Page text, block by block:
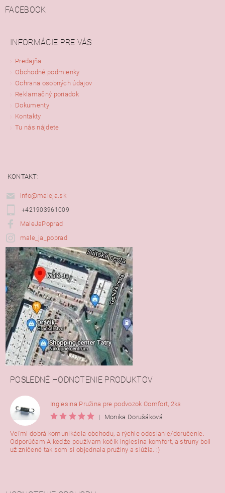
FACEBOOK
INFORMÁCIE PRE VÁS
Predajňa
Obchodné podmienky
Ochrana osobných údajov
Reklamačný poriadok
Dokumenty
Kontakty
Tu nás nájdete
KONTAKT:
info@maleja.sk
+421903961009
MaleJaPoprad
male_ja_poprad
POSLEDNÉ HODNOTENIE PRODUKTOV
Inglesina Pružina pre podvozok Comfort, 2ks
|
Monika Dorušáková
Veľmi dobrá komunikácia obchodu, a rýchle odoslanie/doručenie.
Odporúčam A keďže používam kočík inglesina komfort, a struny boli
už zničené tak som si objednala pružiny a slúžia. :)